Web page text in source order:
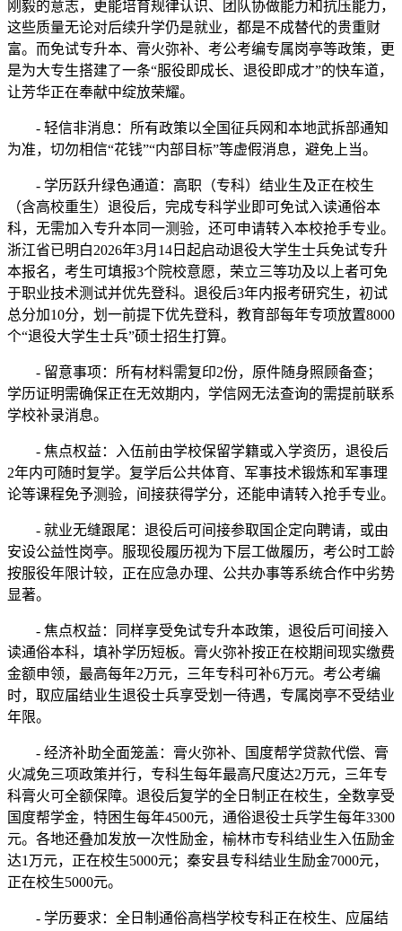
刚毅的意志，更能培育规律认识、团队协做能力和抗压能力，
这些质量无论对后续升学仍是就业，都是不成替代的贵重财
富。而免试专升本、膏火弥补、考公考编专属岗亭等政策，更
是为大专生搭建了一条“服役即成长、退役即成才”的快车道，
让芳华正在奉献中绽放荣耀。
- 轻信非消息：所有政策以全国征兵网和本地武拆部通知
为准，切勿相信“花钱”“内部目标”等虚假消息，避免上当。
- 学历跃升绿色通道：高职（专科）结业生及正在校生
（含高校重生）退役后，完成专科学业即可免试入读通俗本
科，无需加入专升本同一测验，还可申请转入本校抢手专业。
浙江省已明白2026年3月14日起启动退役大学生士兵免试专升
本报名，考生可填报3个院校意愿，荣立三等功及以上者可免
于职业技术测试并优先登科。退役后3年内报考研究生，初试
总分加10分，划一前提下优先登科，教育部每年专项放置8000
个“退役大学生士兵”硕士招生打算。
- 留意事项：所有材料需复印2份，原件随身照顾备查；
学历证明需确保正在无效期内，学信网无法查询的需提前联系
学校补录消息。
- 焦点权益：入伍前由学校保留学籍或入学资历，退役后
2年内可随时复学。复学后公共体育、军事技术锻炼和军事理
论等课程免予测验，间接获得学分，还能申请转入抢手专业。
- 就业无缝跟尾：退役后可间接参取国企定向聘请，或由
安设公益性岗亭。服现役履历视为下层工做履历，考公时工龄
按服役年限计较，正在应急办理、公共办事等系统合作中劣势
显著。
- 焦点权益：同样享受免试专升本政策，退役后可间接入
读通俗本科，填补学历短板。膏火弥补按正在校期间现实缴费
金额申领，最高每年2万元，三年专科可补6万元。考公考编
时，取应届结业生退役士兵享受划一待遇，专属岗亭不受结业
年限。
- 经济补助全面笼盖：膏火弥补、国度帮学贷款代偿、膏
火减免三项政策并行，专科生每年最高尺度达2万元，三年专
科膏火可全额保障。退役后复学的全日制正在校生，全数享受
国度帮学金，特困生每年4500元，通俗退役士兵学生每年3300
元。各地还叠加发放一次性励金，榆林市专科结业生入伍励金
达1万元，正在校生5000元；秦安县专科结业生励金7000元，
正在校生5000元。
- 学历要求：全日制通俗高档学校专科正在校生、应届结